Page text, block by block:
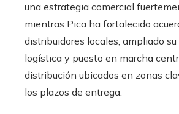
una estrategia comercial
mientras Pica ha fortalecido
distribuidores locales, ampliado
logística y puesto en marcha
distribución ubicados en zonas
los plazos de entrega.